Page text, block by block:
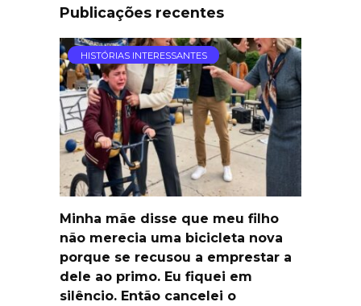
Publicações recentes
HISTÓRIAS INTERESSANTES
Minha mãe disse que meu filho
não merecia uma bicicleta nova
porque se recusou a emprestar a
dele ao primo. Eu fiquei em
silêncio. Então cancelei o